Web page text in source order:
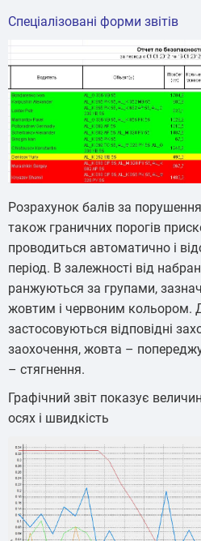
Спеціалізовані форми звітів
Розрахунок балів за
також граничних порогів
проводиться автоматично і
період. В залежності від
ранжуються за групами,
жовтим і червоним кольором.
застосовуються відповідні
заохочення, жовта –
– стягнення.
Графічний звіт показує
осях і швидкість